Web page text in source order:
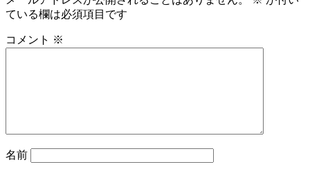
ている欄は必須項目です
コメント ※
名前